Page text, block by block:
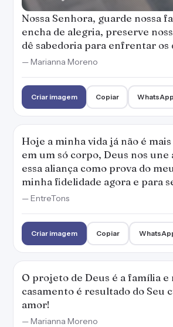
Nossa Senhora, guarde nossa
encha de alegria, preserve
dê sabedoria para enfrentar os
— Marianna Moreno
Criar imagem Copiar WhatsApp
Hoje a minha vida já não é
em um só corpo, Deus nos une
essa aliança como prova do
minha fidelidade agora e para
— EntreTons
Criar imagem Copiar
O projeto de Deus é a família e
casamento é resultado do Seu
amor!
— Marianna Moreno